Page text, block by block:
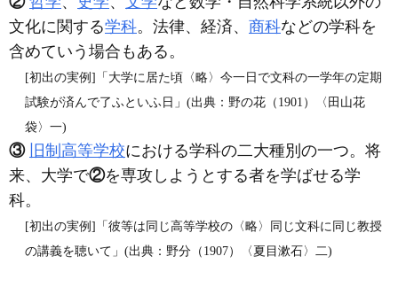
文化に関する学科。法律、経済、 商科などの学科を
含めていう場合もある。
[初出の実例]「大学に居た頃〈略〉今一日で文科の一学年の定期
試験が済んで了ふといふ日」(出典：野の花（1901）〈田山花
袋〉一)
③ 旧制高等学校における学科の二大種別の一つ。将
来、大学で②を専攻しようとする者を学ばせる学
科。
[初出の実例]「彼等は同じ高等学校の〈略〉同じ文科に同じ教授
の講義を聴いて」(出典：野分（1907）〈夏目漱石〉二)